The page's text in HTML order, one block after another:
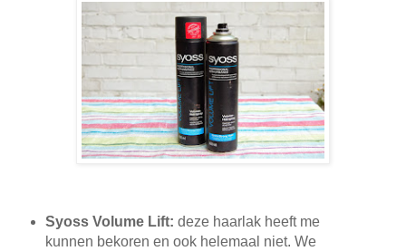
Syoss Volume Lift: deze haarlak heeft me
kunnen bekoren en ook helemaal niet. We